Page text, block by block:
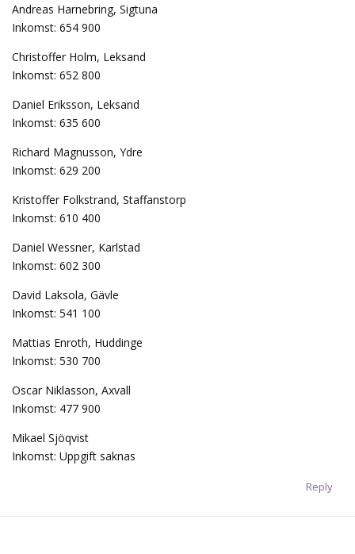
Andreas Harnebring, Sigtuna
Inkomst: 654 900
Christoffer Holm, Leksand
Inkomst: 652 800
Daniel Eriksson, Leksand
Inkomst: 635 600
Richard Magnusson, Ydre
Inkomst: 629 200
Kristoffer Folkstrand, Staffanstorp
Inkomst: 610 400
Daniel Wessner, Karlstad
Inkomst: 602 300
David Laksola, Gävle
Inkomst: 541 100
Mattias Enroth, Huddinge
Inkomst: 530 700
Oscar Niklasson, Axvall
Inkomst: 477 900
Mikael Sjöqvist
Inkomst: Uppgift saknas
Reply